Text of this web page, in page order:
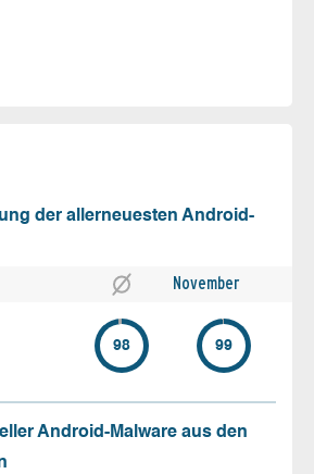
der allerneuesten Android-
November
98 99
Android-Malware aus den